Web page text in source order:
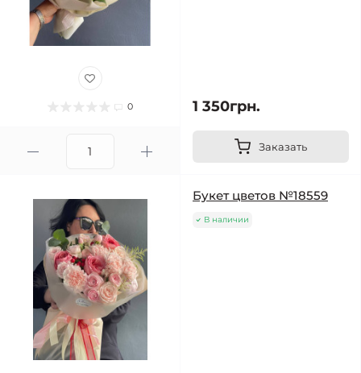
0 1 350грн.
Заказать
Букет цветов №18559
В наличии